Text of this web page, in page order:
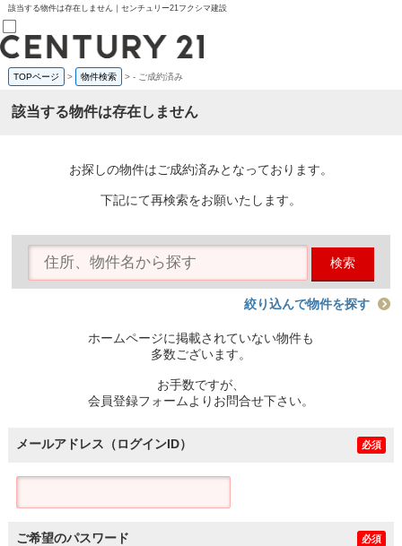
該当する物件は存在しません｜センチュリー21フクシマ建設
売買部
0120-800-844
賃貸部
会員メニュー
物件を探す
購入TOP
条件から探す
住宅ローン控除シミュレータ
TOPページ > 物件検索 >- ご成約済み
該当する物件は存在しません
お探しの物件はご成約済みとなっております。
下記にて再検索をお願いたします。
検索
絞り込んで物件を探す
ホームページに掲載されていない物件も
多数ございます。
お手数ですが、
会員登録フォームよりお問合せ下さい。
メールアドレス（ログインID） 必須
ご希望のパスワード 必須